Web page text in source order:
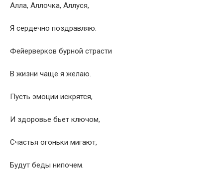
Алла, Аллочка, Аллуся,
Я сердечно поздравляю.
Фейерверков бурной страсти
В жизни чаще я желаю.
Пусть эмоции искрятся,
И здоровье бьет ключом,
Счастья огоньки мигают,
Будут беды нипочем.